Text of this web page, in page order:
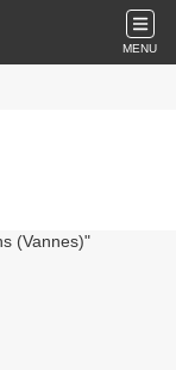
MENU